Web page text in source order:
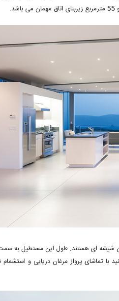
آن شیشه ای هستند. طول این مستطیل به
با تماشای پرواز مرغان دریایی و